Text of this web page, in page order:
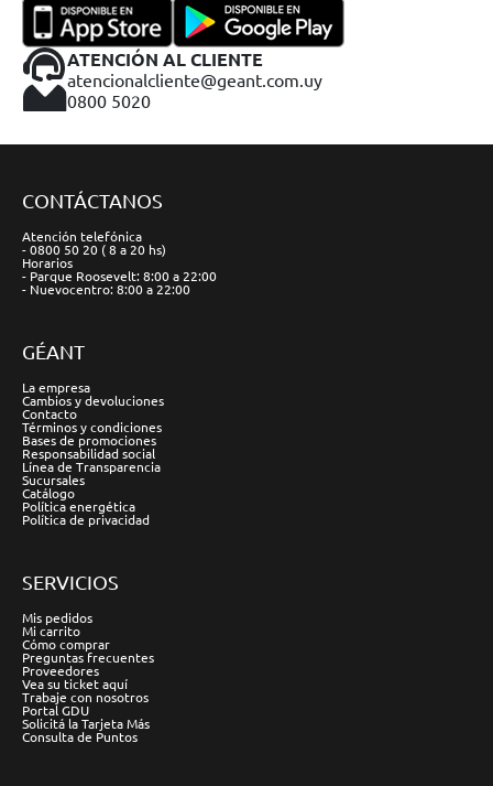
ATENCIÓN AL CLIENTE
atencionalcliente@geant.com.uy
0800 5020
CONTÁCTANOS
Atención telefónica
- 0800 50 20 ( 8 a 20 hs)
Horarios
- Parque Roosevelt: 8:00 a 22:00
- Nuevocentro: 8:00 a 22:00
GÉANT
La empresa
Cambios y devoluciones
Contacto
Términos y condiciones
Bases de promociones
Responsabilidad social
Línea de Transparencia
Sucursales
Catálogo
Política energética
Política de privacidad
SERVICIOS
Mis pedidos
Mi carrito
Cómo comprar
Preguntas frecuentes
Proveedores
Vea su ticket aquí
Trabaje con nosotros
Portal GDU
Solicitá la Tarjeta Más
Consulta de Puntos